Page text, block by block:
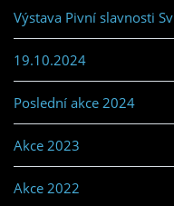
Výstava Pivní slavnosti
19.10.2024
Poslední akce 2024
Akce 2023
Akce 2022